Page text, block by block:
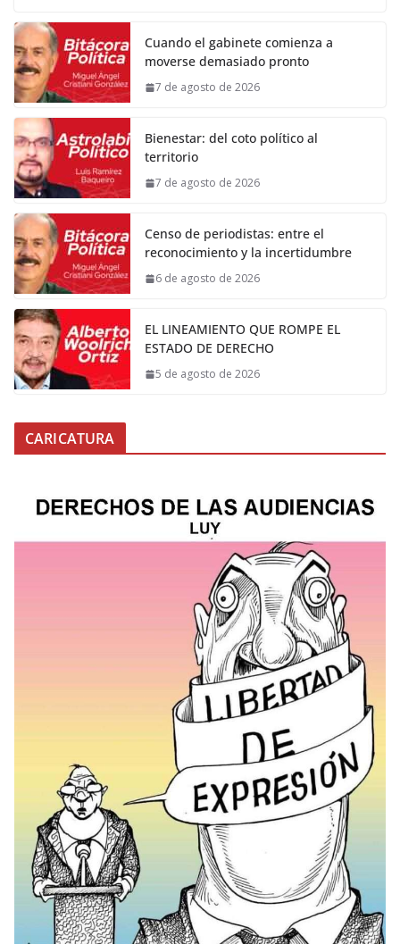
Cuando el gabinete comienza a
moverse demasiado pronto
7 de agosto de 2026
Bienestar: del coto político al
territorio
7 de agosto de 2026
Censo de periodistas: entre el
reconocimiento y la incertidumbre
6 de agosto de 2026
EL LINEAMIENTO QUE ROMPE EL
ESTADO DE DERECHO
5 de agosto de 2026
CARICATURA